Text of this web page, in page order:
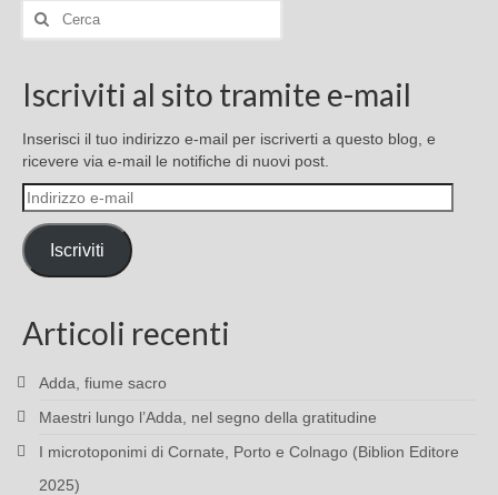
Cerca:
Iscriviti al sito tramite e-mail
Inserisci il tuo indirizzo e-mail per iscriverti a questo blog, e
ricevere via e-mail le notifiche di nuovi post.
Indirizzo
e-
mail
Iscriviti
Articoli recenti
Adda, fiume sacro
Maestri lungo l’Adda, nel segno della gratitudine
I microtoponimi di Cornate, Porto e Colnago (Biblion Editore
2025)